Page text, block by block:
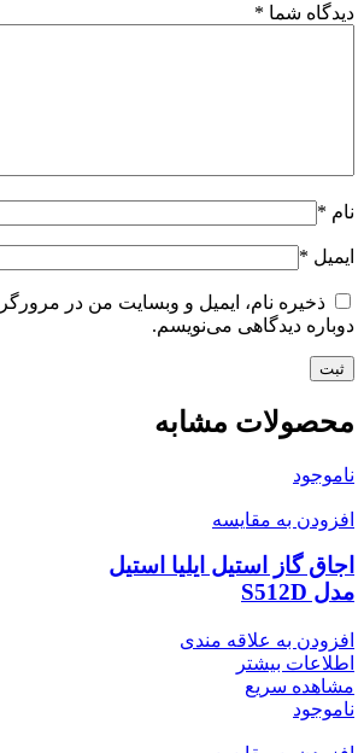
دیدگاه شما *
نام *
ایمیل *
ذخیره نام، ایمیل و وبسایت من در
دوباره دیدگاهی می‌نویسم.
محصولات مشابه
ناموجود
افزودن به مقایسه
اجاق گاز استیل ایلیا استیل
مدل S512D
افزودن به علاقه مندی
اطلاعات بیشتر
مشاهده سریع
ناموجود